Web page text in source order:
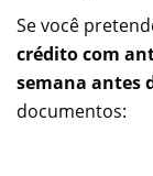
Se você
crédito com
semana antes
documentos: